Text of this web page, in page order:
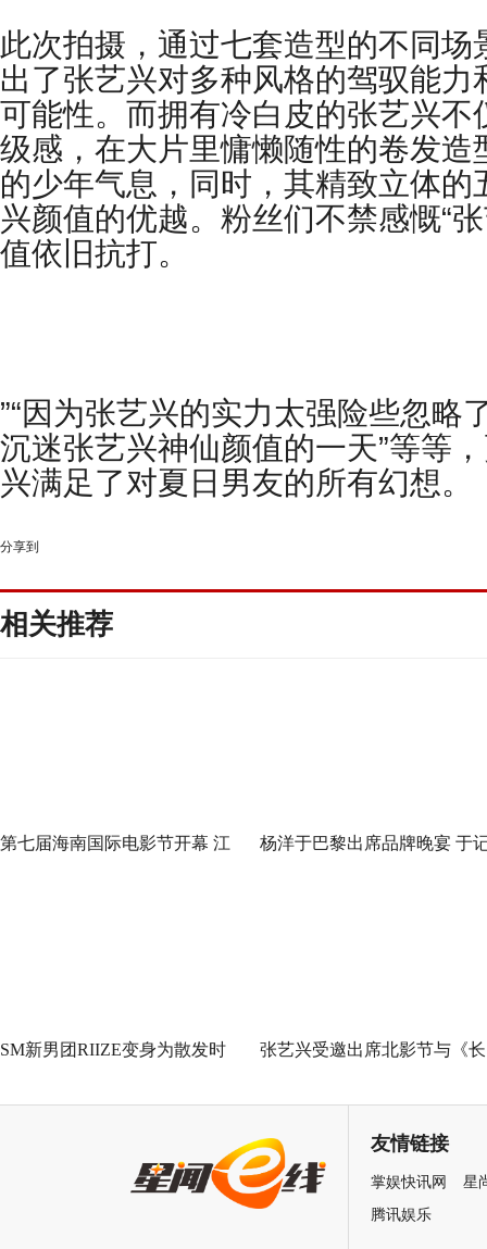
此次拍摄，通过七套造型的不同场
出了张艺兴对多种风格的驾驭能力
可能性。而拥有冷白皮的张艺兴不
级感，在大片里慵懒随性的卷发造
的少年气息，同时，其精致立体的
兴颜值的优越。 粉丝们不禁感慨“
值依旧抗打。
”“因为张艺兴的实力太强险些忽略
沉迷张艺兴神仙颜值的一天”等等
兴满足了对夏日男友的所有幻想。
分享到
相关推荐
第七届海南国际电影节开幕 江 杨洋于巴黎出席品牌晚宴 于
SM新男团RIIZE变身为散发时 张艺兴受邀出席北影节与《长
与大家见面 友情链接
掌娱快讯网
星
腾讯娱乐